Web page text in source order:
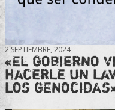
2 SEPTIEMBRE, 2024
«El gobierno
hacerle un
los